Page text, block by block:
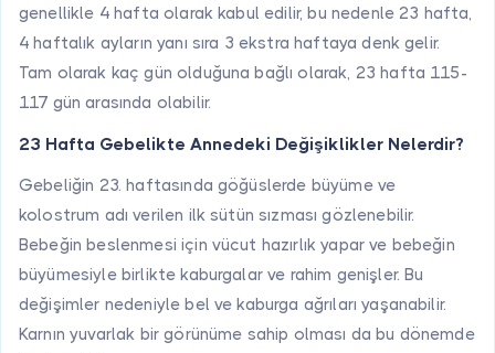
genellikle 4 hafta olarak kabul edilir, bu nedenle 23 hafta,
4 haftalık ayların yanı sıra 3 ekstra haftaya denk gelir.
Tam olarak kaç gün olduğuna bağlı olarak, 23 hafta 115-
117 gün arasında olabilir.
23 Hafta Gebelikte Annedeki Değişiklikler Nelerdir?
Gebeliğin 23. haftasında göğüslerde büyüme ve
kolostrum adı verilen ilk sütün sızması gözlenebilir.
Bebeğin beslenmesi için vücut hazırlık yapar ve bebeğin
büyümesiyle birlikte kaburgalar ve rahim genişler. Bu
değişimler nedeniyle bel ve kaburga ağrıları yaşanabilir.
Karnın yuvarlak bir görünüme sahip olması da bu dönemde